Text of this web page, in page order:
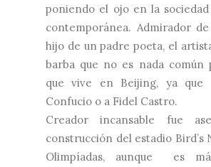
poniendo el ojo en la
contemporánea. Admirador
hijo de un padre poeta, el
barba que no es nada común
que vive en Beijing, ya que
Confucio o a Fidel Castro.
Creador incansable fue
construcción del estadio Bird’s
Olimpíadas, aunque es